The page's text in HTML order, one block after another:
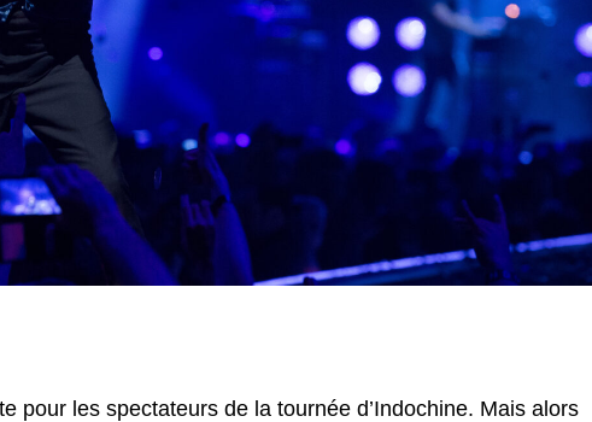
pour les spectateurs de la tournée d’Indochine. Mais alors